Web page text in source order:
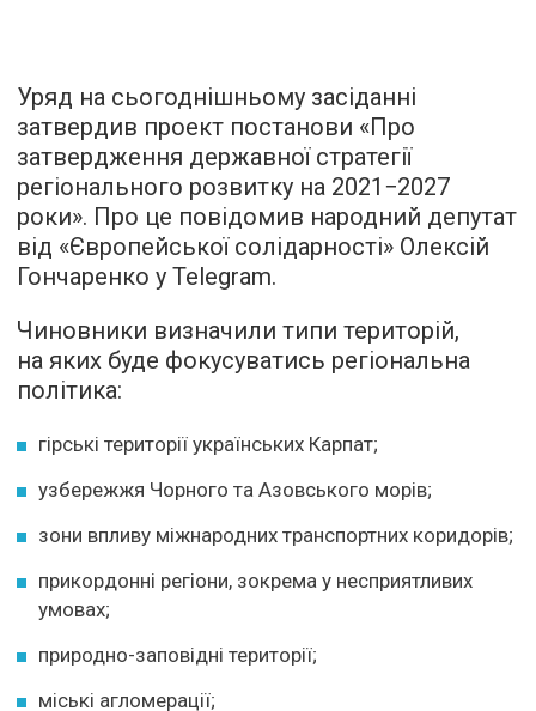
Уряд на сьогоднішньому засіданні
затвердив проект постанови «Про
затвердження державної стратегії
регіонального розвитку на 2021−2027
роки». Про це повідомив народний депутат
від «Європейської солідарності» Олексій
Гончаренко у Telegram.
Чиновники визначили типи територій,
на яких буде фокусуватись регіональна
політика:
гірські території українських Карпат;
узбережжя Чорного та Азовського морів;
зони впливу міжнародних транспортних коридорів;
прикордонні регіони, зокрема у несприятливих
умовах;
природно-заповідні території;
міські агломерації;